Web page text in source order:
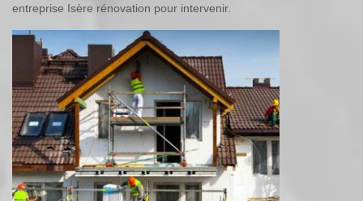
entreprise Isère rénovation pour intervenir.